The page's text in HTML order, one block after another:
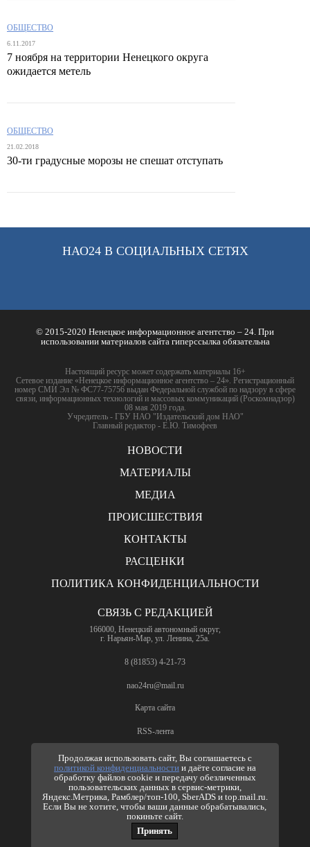
Продолжая использовать сайт, Вы соглашаетесь с
политикой конфиденциальностии даёте согласие на
обработку файлов cookie и передачу обезличенных
пользовательских данных в сервис-метрики,
Яндекс.Метрика, Рамблер/топ-100, SberADS и top.mail.ru.
Если Вы не хотите, чтобы ваши данные обрабатывались,
покиньте сайт.
Принять
ОБЩЕСТВО
6.11.2017
7 ноября на территории Ненецкого округа
ожидается метель
ОБЩЕСТВО
21.02.2018
30-ти градусные морозы не спешат отступать
НАО24 В СОЦИАЛЬНЫХ СЕТЯХ
© 2015-2020 Ненецкое информационное агентство – 24. При
использовании материалов сайта гиперссылка обязательна
Настоящий ресурс может содержать материалы 16+
Сетевое издание «Ненецкое информационное агентство – 24». Регистрационный
номер СМИ Эл № ФС77-75756 выдан Федеральной службой по надзору в сфере
связи, информационных технологий и массовых коммуникаций (Роскомнадзор)
08 мая 2019 года.
Учредитель - ГБУ НАО "Издательский дом НАО"
Главный редактор - Е.Ю. Тимофеев
НОВОСТИ
МАТЕРИАЛЫ
МЕДИА
ПРОИСШЕСТВИЯ
КОНТАКТЫ
РАСЦЕНКИ
ПОЛИТИКА КОНФИДЕНЦИАЛЬНОСТИ
СВЯЗЬ С РЕДАКЦИЕЙ
166000, Ненецкий автономный округ,
г. Нарьян-Мар, ул. Ленина, 25а.
8 (81853) 4-21-73
nao24ru@mail.ru
Карта сайта
RSS-лента
ПО ВОПРОСАМ РЕКЛАМЫ
8 (81853) 4-63-61
nao24ru@mail.ru
info@nao24.ru